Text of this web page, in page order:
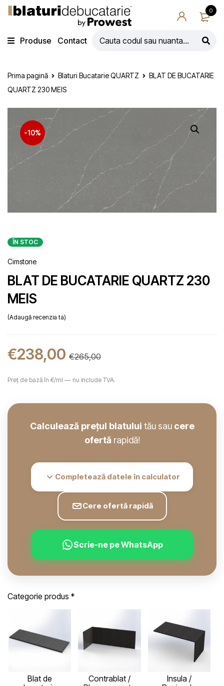
0
Produse Contact
Prima pagină Blaturi Bucatarie QUARTZ
BLAT DE BUCATARIE
QUARTZ 230 MEIS
-10%
ÎN STOC
Cimstone
BLAT DE BUCATARIE QUARTZ 230
MEIS
Adaugă recenzia ta
€265,00
€238,00
Preț de bază în €/ml — nu include TVA.
Calculează prețul blatului tău sau cere
ofertă rapidă!
Completează datele în calculator
Cere ofertă rapidă
Scrie-ne pe WhatsApp
Categorie produs *
Blat de
Contrablat /
Insula /